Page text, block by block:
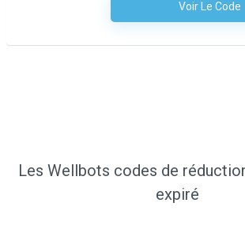
Voir Le Code
Aucun Code
Les Wellbots codes de
expiré